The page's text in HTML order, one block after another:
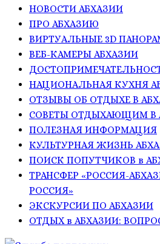
НОВОСТИ АБХАЗИИ
ПРО АБХАЗИЮ
ВИРТУАЛЬНЫЕ 3D
ВЕБ-КАМЕРЫ АБХАЗИИ
НАЦИОНАЛЬНАЯ КУХНЯ
ОТЗЫВЫ ОБ ОТДЫХЕ В
СОВЕТЫ ОТДЫХАЮЩИМ В
ПОЛЕЗНАЯ ИНФОРМАЦИЯ
КУЛЬТУРНАЯ ЖИЗНЬ
ПОИСК ПОПУТЧИКОВ в
ТРАНСФЕР «РОССИЯ-
РОССИЯ»
ЭКСКУРСИИ ПО АБХАЗИИ
ОТДЫХ в АБХАЗИИ: